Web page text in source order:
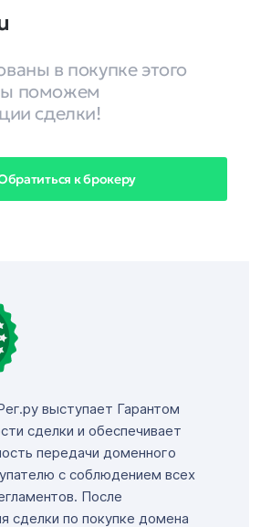
в покупке этого
поможем
сделки!
к брокеру
выступает Гарантом
сделки и обеспечивает
передачи доменного
с соблюдением всех
После
сделки по покупке домена